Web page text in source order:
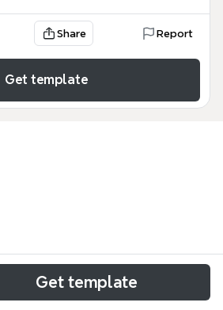
Share Report
Get template
Get template